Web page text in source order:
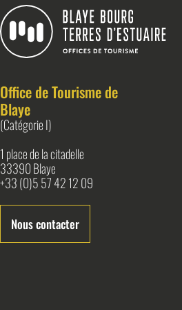
Office de Tourisme de
Blaye
(Catégorie I)
1 place de la citadelle
33390 Blaye
+33 (0)5 57 42 12 09
Nous contacter